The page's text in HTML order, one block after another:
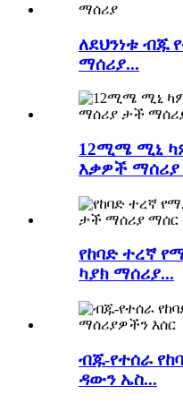
ለደህንነቱ ብጁ
ማሰሪያ...
12ሚሜ ሚኒ
እቃዎች
የከባድ ተረኛ
ካያክ ማሰሪያ...
ብጁ-የተሰራ
ዳውን ኤስ...